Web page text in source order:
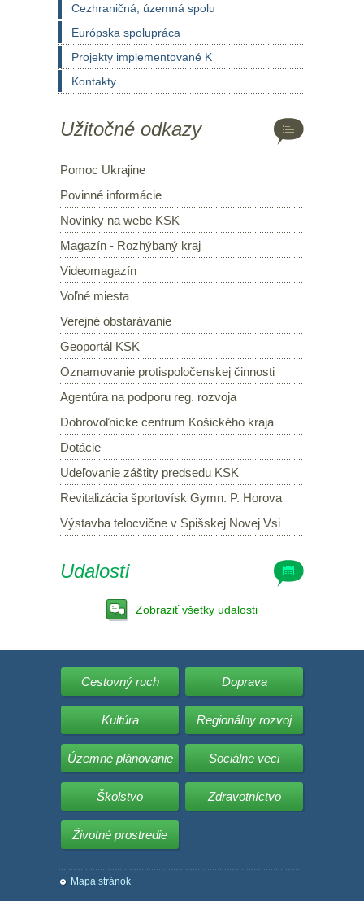
Cezhraničná, územná spolu
Európska spolupráca
Projekty implementované K
Kontakty
Užitočné odkazy
Pomoc Ukrajine
Povinné informácie
Novinky na webe KSK
Magazín - Rozhýbaný kraj
Videomagazín
Voľné miesta
Verejné obstarávanie
Geoportál KSK
Oznamovanie protispoločenskej činnosti
Agentúra na podporu reg. rozvoja
Dobrovoľnícke centrum Košického kraja
Dotácie
Udeľovanie záštity predsedu KSK
Revitalizácia športovísk Gymn. P. Horova
Výstavba telocvične v Spišskej Novej Vsi
Udalosti
Zobraziť všetky udalosti
Cestovný ruch Doprava
Kultúra Regionálny rozvoj
Územné plánovanie Sociálne veci
Školstvo Zdravotníctvo
Životné prostredie
Mapa stránok